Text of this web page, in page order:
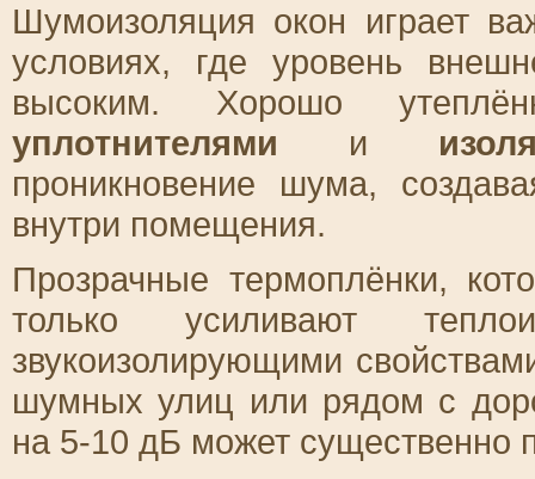
Шумоизоляция окон играет
условиях, где уровень
высоким. Хорошо
уплотнителями и
проникновение шума,
внутри помещения.
Прозрачные термоплёнки,
только усиливают
звукоизолирующими
шумных улиц или рядом с
на 5-10 дБ может существенно